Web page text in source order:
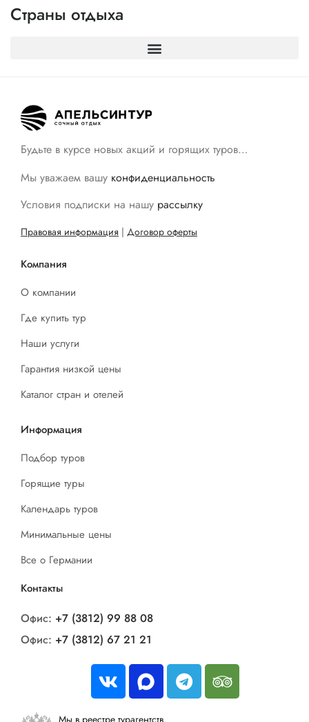
Страны отдыха
Будьте в курсе новых акций и горящих туров…
Мы уважаем вашу конфиденциальность
Условия подписки на нашу рассылку
Правовая информация | Договор оферты
Компания
О компании
Где купить тур
Наши услуги
Гарантия низкой цены
Каталог стран и отелей
Информация
Подбор туров
Горящие туры
Календарь туров
Минимальные цены
Все о Германии
Контакты
Офис: +7 (3812) 99 88 08
Офис: +7 (3812) 67 21 21